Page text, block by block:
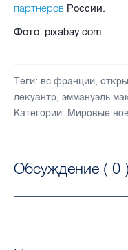
партнеров России.
Фото: pixabay.com
Теги: вс франции,
лекуантр, эммануэль
Категории: Мировые
Обсуждение ( 0 )